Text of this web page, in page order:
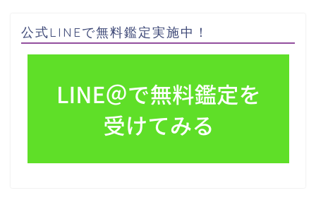
公式LINEで無料鑑定実施中！